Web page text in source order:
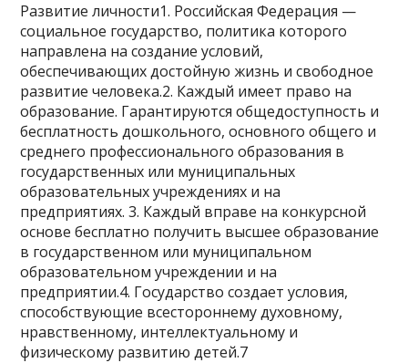
Развитие личности1. Российская Федерация —
социальное государство, политика которого
направлена на создание условий,
обеспечивающих достойную жизнь и свободное
развитие человека.2. Каждый имеет право на
образование. Гарантируются общедоступность и
бесплатность дошкольного, основного общего и
среднего профессионального образования в
государственных или муниципальных
образовательных учреждениях и на
предприятиях. 3. Каждый вправе на конкурсной
основе бесплатно получить высшее образование
в государственном или муниципальном
образовательном учреждении и на
предприятии.4. Государство создает условия,
способствующие всестороннему духовному,
нравственному, интеллектуальному и
физическому развитию детей.7